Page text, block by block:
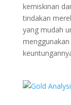
kemiskinan
tindakan
yang mudah